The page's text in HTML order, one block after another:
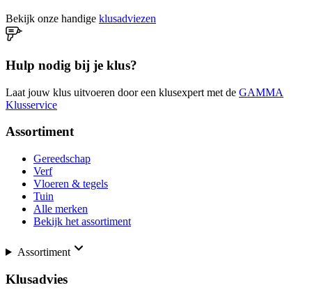
Bekijk onze handige klusadviezen
Hulp nodig bij je klus?
Laat jouw klus uitvoeren door een klusexpert met de GAMMA
Klusservice
Assortiment
Gereedschap
Verf
Vloeren & tegels
Tuin
Alle merken
Bekijk het assortiment
Assortiment
Klusadvies